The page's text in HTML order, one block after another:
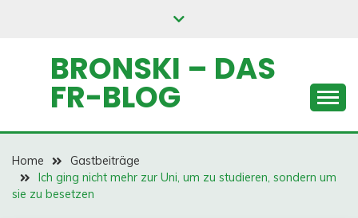
BRONSKI – DAS
FR-BLOG
Home
Gastbeiträge
Ich ging nicht mehr zur Uni, um zu studieren, sondern um
sie zu besetzen